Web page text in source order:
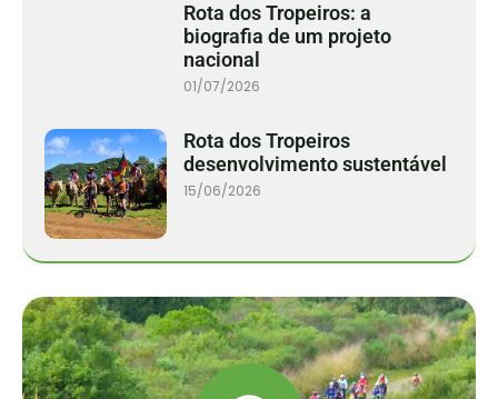
Rota dos Tropeiros: a
biografia de um projeto
nacional
01/07/2026
Rota dos Tropeiros
desenvolvimento sustentável
15/06/2026